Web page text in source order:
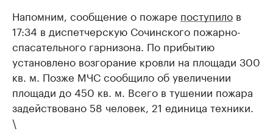
Напомним, сообщение о пожаре поступило в
17:34 в диспетчерскую Сочинского пожарно-
спасательного гарнизона. По прибытию
установлено возгорание кровли на площади 300
кв. м. Позже МЧС сообщило об увеличении
площади до 450 кв. м. Всего в тушении пожара
задействовано 58 человек, 21 единица техники.
\